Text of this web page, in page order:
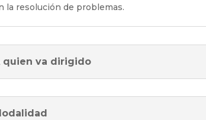
la resolución de problemas.
quien va dirigido